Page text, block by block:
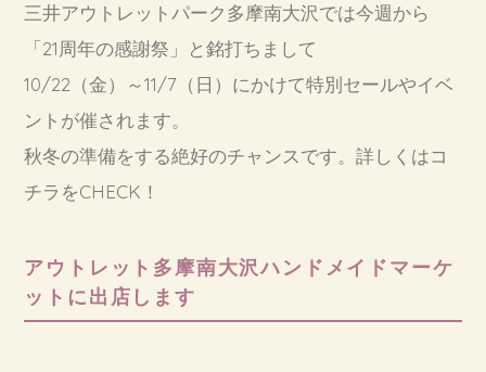
三井アウトレットパーク多摩南大沢では今週から
「21周年の感謝祭」と銘打ちまして
10/22（金）～11/7（日）にかけて特別セールやイベ
ントが催されます。
秋冬の準備をする絶好のチャンスです。詳しくはコ
チラ をCHECK！
アウトレット多摩南大沢ハンドメイドマーケ
ットに出店します